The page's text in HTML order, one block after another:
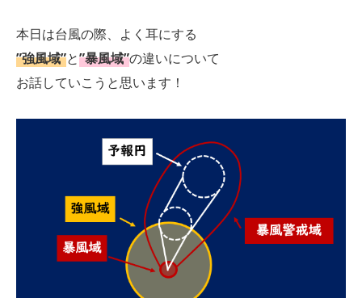
本日は台風の際、よく耳にする
”強風域”と”暴風域”の違いについて
お話していこうと思います！